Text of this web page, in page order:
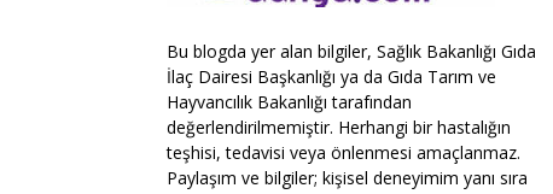
Bu blogda yer alan bilgiler, Sağlık Bakanlığı Gıda
İlaç Dairesi Başkanlığı ya da Gıda Tarım ve
Hayvancılık Bakanlığı tarafından
değerlendirilmemiştir. Herhangi bir hastalığın
teşhisi, tedavisi veya önlenmesi amaçlanmaz.
Paylaşım ve bilgiler; kişisel deneyimim yanı sıra